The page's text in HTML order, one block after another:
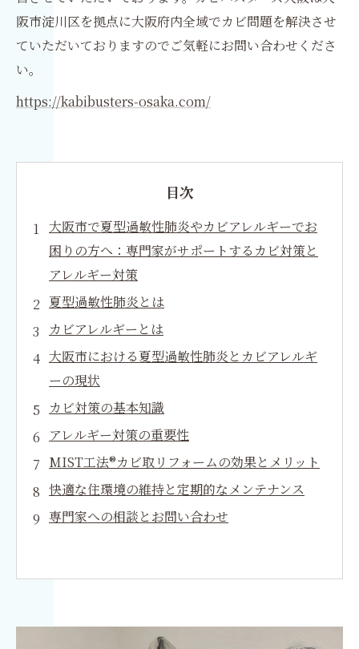
阪市淀川区を拠点に大阪府内全域でカビ問題を解決させ
ていただいておりますのでご気軽にお問い合わせくださ
い。
https://kabibusters-osaka.com/
目次
大阪市で夏型過敏性肺炎やカビアレルギーでお
困りの方へ：専門家がサポートするカビ対策と
アレルギー対策
夏型過敏性肺炎とは
カビアレルギーとは
大阪市における夏型過敏性肺炎とカビアレルギ
ーの現状
カビ対策の基本知識
アレルギー対策の重要性
MIST工法®カビ取リフォームの効果とメリット
快適な住環境の維持と定期的なメンテナンス
専門家への相談とお問い合わせ